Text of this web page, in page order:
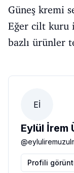
Güneş kremi
Eğer cilt kuru
bazlı ürünler
Eİ
Eylül İrem
@
Profili